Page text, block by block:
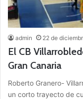
admin 22 de
El CB
Gran Canaria
Roberto Granero-
un corto trayecto de